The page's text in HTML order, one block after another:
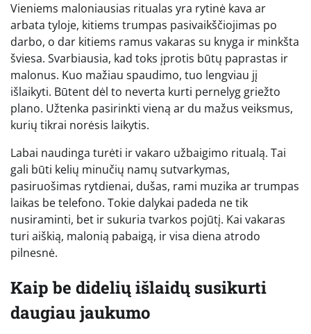
Vieniems maloniausias ritualas yra rytinė kava ar
arbata tyloje, kitiems trumpas pasivaikščiojimas po
darbo, o dar kitiems ramus vakaras su knyga ir minkšta
šviesa. Svarbiausia, kad toks įprotis būtų paprastas ir
malonus. Kuo mažiau spaudimo, tuo lengviau jį
išlaikyti. Būtent dėl to neverta kurti pernelyg griežto
plano. Užtenka pasirinkti vieną ar du mažus veiksmus,
kurių tikrai norėsis laikytis.
Labai naudinga turėti ir vakaro užbaigimo ritualą. Tai
gali būti kelių minučių namų sutvarkymas,
pasiruošimas rytdienai, dušas, rami muzika ar trumpas
laikas be telefono. Tokie dalykai padeda ne tik
nusiraminti, bet ir sukuria tvarkos pojūtį. Kai vakaras
turi aiškią, malonią pabaigą, ir visa diena atrodo
pilnesnė.
Kaip be didelių išlaidų susikurti
daugiau jaukumo